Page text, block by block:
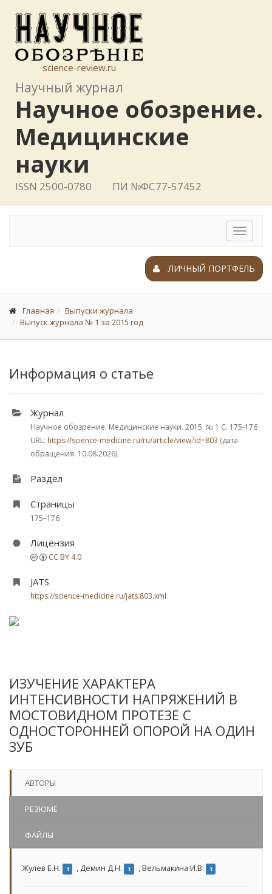
science-review.ru
Научный журнал
Научное обозрение.
Медицинские
науки
ISSN 2500-0780 ПИ №ФС77-57452
Toggle
ЛИЧНЫЙ ПОРТФЕЛЬ
Главная
Выпуски журнала
Выпуск журнала № 1 за 2015 год
Информация о статье
Журнал
Научное обозрение. Медицинские науки. 2015. № 1 С. 175-176
URL: https://science-medicine.ru/ru/article/view?id=803 (дата
обращения: 10.08.2026).
Раздел
Страницы
175–176
Лицензия
CC BY 4.0
JATS
https://science-medicine.ru/jats.803.xml
ИЗУЧЕНИЕ ХАРАКТЕРА
ИНТЕНСИВНОСТИ НАПРЯЖЕНИЙ В
МОСТОВИДНОМ ПРОТЕЗЕ С
ОДНОСТОРОННЕЙ ОПОРОЙ НА ОДИН
ЗУБ
АВТОРЫ
РЕЗЮМЕ
ФАЙЛЫ
Жулев Е.Н. 1 , Демин Д.Н. 1 ,Вельмакина И.В. 1